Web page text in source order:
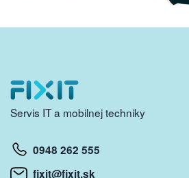
Servis IT a mobilnej techniky
0948 262 555
fixit@fixit.sk